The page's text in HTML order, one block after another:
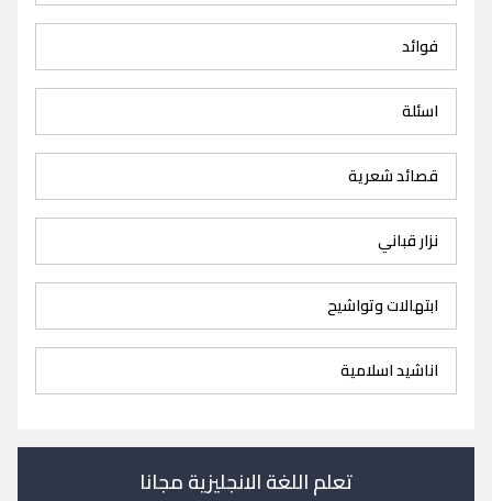
فوائد
اسئلة
قصائد شعرية
نزار قباني
ابتهالات وتواشيح
اناشيد اسلامية
تعلم اللغة الانجليزية مجانا